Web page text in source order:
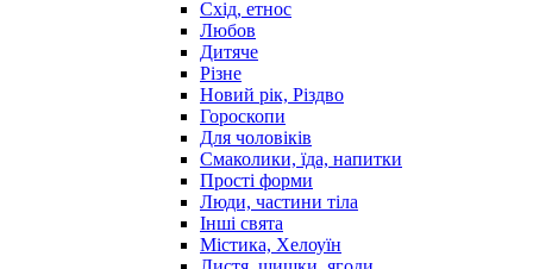
Схід, етнос
Любов
Дитяче
Різне
Новий рік, Різдво
Гороскопи
Для чоловіків
Смаколики, їда, напитки
Прості форми
Люди, частини тіла
Інші свята
Містика, Хелоуїн